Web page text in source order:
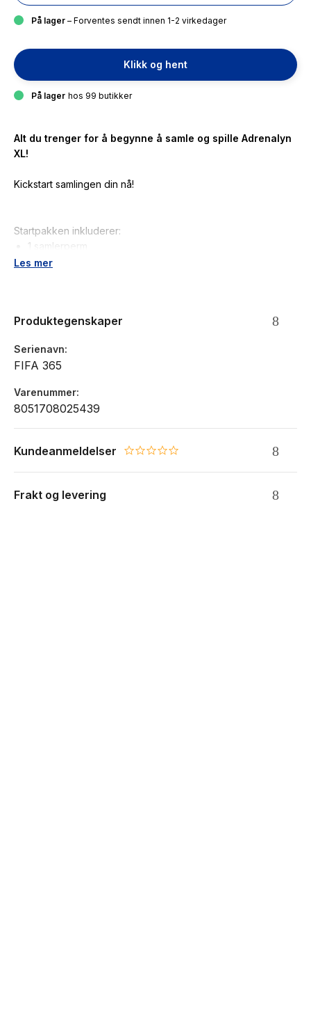
På lager – Forventes sendt innen 1-2 virkedager
Klikk og hent
På lager hos 99 butikker
Alt du trenger for å begynne å samle og spille Adrenalyn
XL!
Kickstart samlingen din nå!
Startpakken inkluderer:
1 samlerperm
3 boostere
Les mer
Produktegenskaper
Serienavn
FIFA 365
Varenummer
8051708025439
Kundeanmeldelser 0.0 star rating
Frakt og levering